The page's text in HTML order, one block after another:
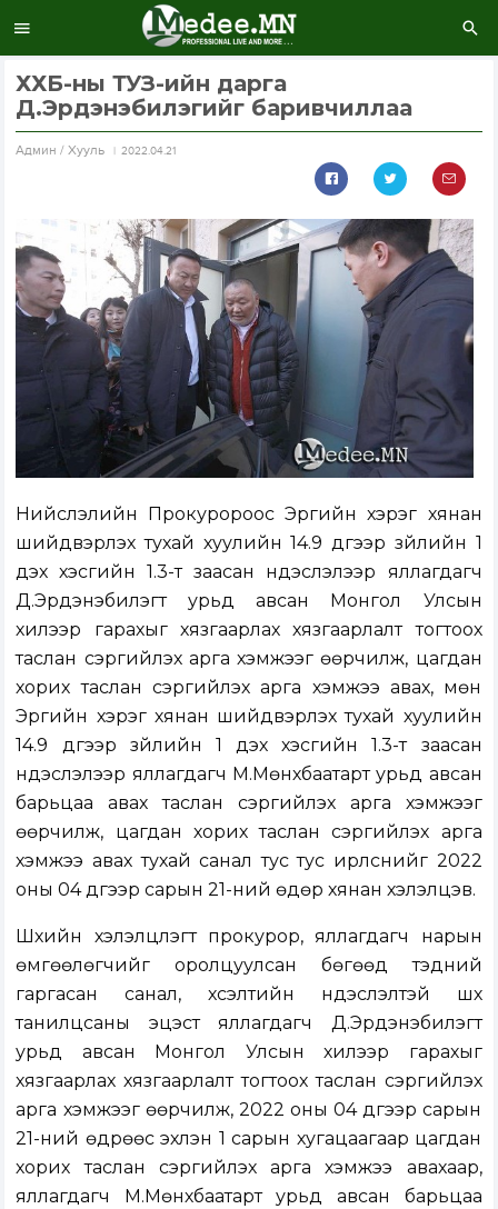
ХХБ-ны ТУЗ-ийн дарга
Д.Эрдэнэбилэгийг баривчиллаа
Aдмин / Хууль 2022.04.21
Нийслэлийн Прокуророос Эрүүгийн хэрэг хянан
шийдвэрлэх тухай хуулийн 14.9 дүгээр зүйлийн 1
дэх хэсгийн 1.3-т заасан үндэслэлээр яллагдагч
Д.Эрдэнэбилэгт урьд авсан Монгол Улсын
хилээр гарахыг хязгаарлах хязгаарлалт тогтоох
таслан сэргийлэх арга хэмжээг өөрчилж, цагдан
хорих таслан сэргийлэх арга хэмжээ авах, мөн
Эрүүгийн хэрэг хянан шийдвэрлэх тухай хуулийн
14.9 дүгээр зүйлийн 1 дэх хэсгийн 1.3-т заасан
үндэслэлээр яллагдагч М.Мөнхбаатарт урьд авсан
барьцаа авах таслан сэргийлэх арга хэмжээг
өөрчилж, цагдан хорих таслан сэргийлэх арга
хэмжээ авах тухай санал тус тус ирүүлснийг 2022
оны 04 дүгээр сарын 21-ний өдөр хянан хэлэлцэв.
Шүүхийн хэлэлцүүлэгт прокурор, яллагдагч нарын
өмгөөлөгчийг оролцуулсан бөгөөд тэдний
гаргасан санал, хүсэлтийн үндэслэлтэй шүүх
танилцсаны эцэст яллагдагч Д.Эрдэнэбилэгт
урьд авсан Монгол Улсын хилээр гарахыг
хязгаарлах хязгаарлалт тогтоох таслан сэргийлэх
арга хэмжээг өөрчилж, 2022 оны 04 дүгээр сарын
21-ний өдрөөс эхлэн 1 сарын хугацаагаар цагдан
хорих таслан сэргийлэх арга хэмжээ авахаар,
яллагдагч М.Мөнхбаатарт урьд авсан барьцаа